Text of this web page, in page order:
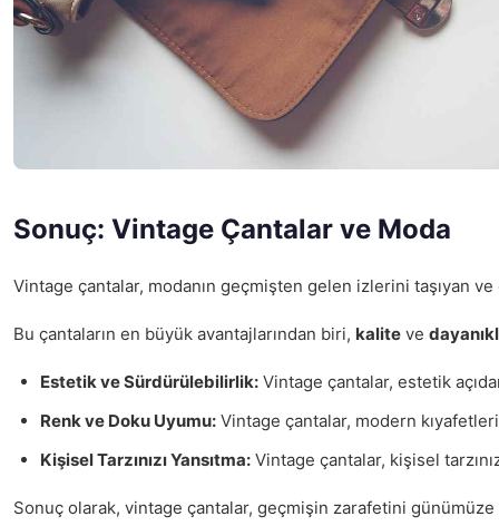
Sonuç: Vintage Çantalar ve Moda
Vintage çantalar, modanın geçmişten gelen izlerini taşıyan
Bu çantaların en büyük avantajlarından biri, kalite ve
Estetik ve Sürdürülebilirlik: Vintage çantalar, estetik
Renk ve Doku Uyumu: Vintage çantalar, modern
Kişisel Tarzınızı Yansıtma: Vintage çantalar, kişisel
Sonuç olarak, vintage çantalar, geçmişin zarafetini günümüze